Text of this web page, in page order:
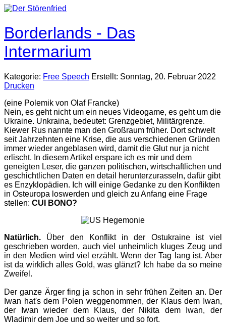
Borderlands - Das
Intermarium
Kategorie: Free Speech Erstellt: Sonntag, 20. Februar 2022
Drucken
(eine Polemik von Olaf Francke)
Nein, es geht nicht um ein neues Videogame, es geht um die
Ukraine. Unkraina, bedeutet: Grenzgebiet, Militärgrenze.
Kiewer Rus nannte man den Großraum früher. Dort schwelt
seit Jahrzehnten eine Krise, die aus verschiedenen Gründen
immer wieder angeblasen wird, damit die Glut nur ja nicht
erlischt. In diesem Artikel erspare ich es mir und dem
geneigten Leser, die ganzen politischen, wirtschaftlichen und
geschichtlichen Daten en detail herunterzurasseln, dafür gibt
es Enzyklopädien. Ich will einige Gedanke zu den Konflikten
in Osteuropa loswerden und gleich zu Anfang eine Frage
stellen: CUI BONO?
Natürlich. Über den Konflikt in der Ostukraine ist viel
geschrieben worden, auch viel unheimlich kluges Zeug und
in den Medien wird viel erzählt. Wenn der Tag lang ist. Aber
ist da wirklich alles Gold, was glänzt? Ich habe da so meine
Zweifel.
Der ganze Ärger fing ja schon in sehr frühen Zeiten an. Der
Iwan hat's dem Polen weggenommen, der Klaus dem Iwan,
der Iwan wieder dem Klaus, der Nikita dem Iwan, der
Wladimir dem Joe und so weiter und so fort.